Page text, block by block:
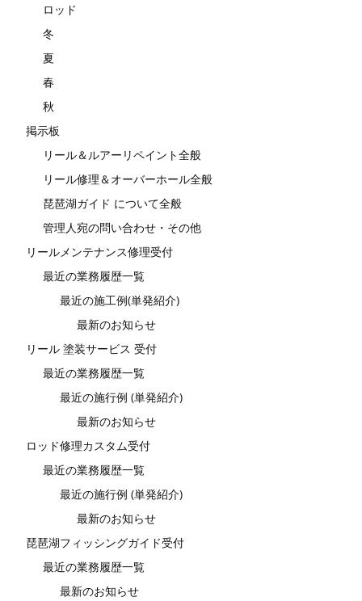
ロッド
冬
夏
春
秋
掲示板
リール＆ルアーリペイント全般
リール修理＆オーバーホール全般
琵琶湖ガイド について全般
管理人宛の問い合わせ・その他
リールメンテナンス修理受付
最近の業務履歴一覧
最近の施工例(単発紹介)
最新のお知らせ
リール 塗装サービス 受付
最近の業務履歴一覧
最近の施行例 (単発紹介)
最新のお知らせ
ロッド修理カスタム受付
最近の業務履歴一覧
最近の施行例 (単発紹介)
最新のお知らせ
琵琶湖フィッシングガイド受付
最近の業務履歴一覧
最新のお知らせ